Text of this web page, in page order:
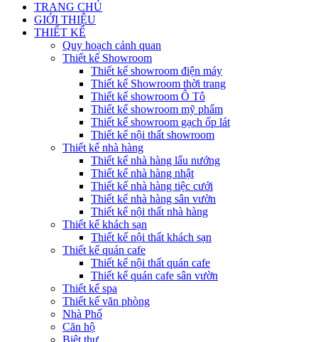
TRANG CHỦ
GIỚI THIỆU
THIẾT KẾ
Quy hoạch cảnh quan
Thiết kế Showroom
Thiết kế showroom điện máy
Thiết kế Showroom thời trang
Thiết kế showroom Ô Tô
Thiết kế showroom mỹ phẩm
Thiết kế showroom gạch ốp lát
Thiết kế nội thất showroom
Thiết kế nhà hàng
Thiết kế nhà hàng lẩu nướng
Thiết kế nhà hàng nhật
Thiết kế nhà hàng tiệc cưới
Thiết kế nhà hàng sân vườn
Thiết kế nội thất nhà hàng
Thiết kế khách sạn
Thiết kế nội thất khách sạn
Thiết kế quán cafe
Thiết kế nội thất quán cafe
Thiết kế quán cafe sân vườn
Thiết kế spa
Thiết kế văn phòng
Nhà Phố
Căn hộ
Biệt thự